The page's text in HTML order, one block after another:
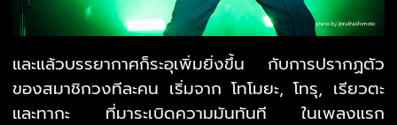
และแล้วบรรยากาศก็ระอุเพิ่มยิ่งขึ้น กับการปรากฏตัว
ของสมาชิกวงทีละคน เริ่มจาก โทโมยะ, โทรุ, เรียวตะ
และทากะ ที่มาระเบิดความมันทันที ในเพลงแรก